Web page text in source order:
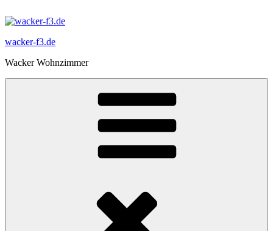
Inhalt
wacker-f3.de
Wacker Wohnzimmer